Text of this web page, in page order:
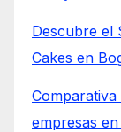
Descubre el
Cakes en
empresas